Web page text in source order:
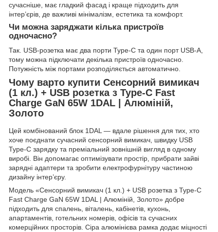
сучасніше, має гладкий фасад і краще підходить для
інтер’єрів, де важливі мінімалізм, естетика та комфорт.
Чи можна заряджати кілька пристроїв
одночасно?
Так. USB-розетка має два порти Type-C та один порт USB-A,
тому можна підключати декілька пристроїв одночасно.
Потужність між портами розподіляється автоматично.
Чому варто купити Сенсорний вимикач
(1 кл.) + USB розетка з Type-C Fast
Charge GaN 65W 1DAL | Алюміній,
Золото
Цей комбінований блок 1DAL — вдале рішення для тих, хто
хоче поєднати сучасний сенсорний вимикач, швидку USB
Type-C зарядку та преміальний зовнішній вигляд в одному
виробі. Він допомагає оптимізувати простір, прибрати зайві
зарядні адаптери та зробити електрофурнітуру частиною
дизайну інтер’єру.
Модель «Сенсорний вимикач (1 кл.) + USB розетка з Type-C
Fast Charge GaN 65W 1DAL | Алюміній, Золото» добре
підходить для спалень, віталень, кабінетів, кухонь,
апартаментів, готельних номерів, офісів та сучасних
комерційних просторів. Сіра алюмінієва рамка додає міцності